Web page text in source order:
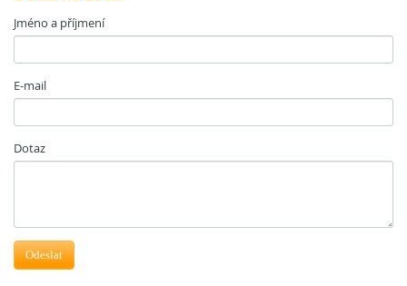
Jméno a příjmení
E-mail
Dotaz
Odeslat